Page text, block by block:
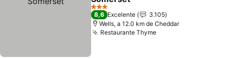
3 Estrelas
8,6 Excelente
3.105
Wells, a 12.0 km de Cheddar
Restaurante Thyme